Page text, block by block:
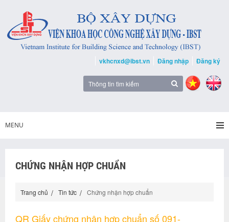
vkhcnxd@ibst.vn Đăng nhập Đăng ký
MENU
CHỨNG NHẬN HỢP CHUẨN
Trang chủ Tin tức Chứng nhận hợp chuẩn
QR Giấy chứng nhận hợp chuẩn số 091-